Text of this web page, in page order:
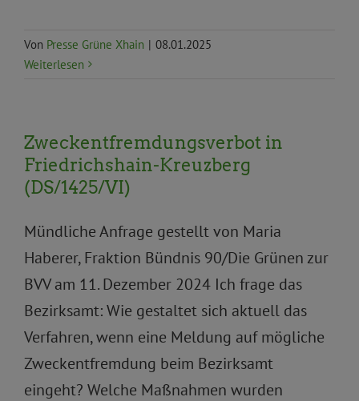
Von Presse Grüne Xhain | 08.01.2025
Weiterlesen
Zweckentfremdungsverbot in
Friedrichshain-Kreuzberg
(DS/1425/VI)
Mündliche Anfrage gestellt von Maria
Haberer, Fraktion Bündnis 90/Die Grünen zur
BVV am 11. Dezember 2024 Ich frage das
Bezirksamt: Wie gestaltet sich aktuell das
Verfahren, wenn eine Meldung auf mögliche
Zweckentfremdung beim Bezirksamt
eingeht? Welche Maßnahmen wurden